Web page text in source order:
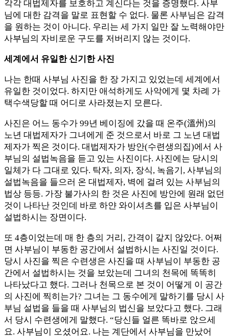
각각 대법제자를 보호하고 계신다는 것을 증명했다. 사부
님에 대한 감격을 말로 표현할 수 없다. 물론 사부님은 감격
을 원하는 것이 아니다. 우리는 세 가지 일만 잘 노력해야만
사부님의 자비로운 구도를 저버리지 않는 것이다.
세계에서 유일한 신기한 사진
나는 한때 사부님 사진을 한 장 가지고 있었는데 세계에서
유일한 것이었다. 하지만 애석하게도 사악에게 몇 차례 가
택수색당할 때 어디로 사라졌는지 모른다.
사진은 어느 동수가 99년 베이징에 갔을 때 온주(溫州)의
노년 대법제자가 그녀에게 준 것으로서 바로 그 노년 대법
제자가 찍은 것이다. 대법제자가 방안(수련생의집)에서 사
부님의 설법녹음을 듣고 있는 사진이다. 사진에는 당시의
일체가 다 그대로 있다. 탁자, 의자, 장식, 녹음기, 사부님의
설법녹음을 들으러 온 대법제자, 벽에 걸려 있는 사부님의
법상 등등. 가장 불가사의 한 것은 사진에 방안에 원래 없던
것이 나타난 것인데 바로 하얀 와이셔츠를 입은 사부님이
설법하시는 장면이다.
또 4층이었는데 매 한 층의 거리, 간격이 같지 않았다. 어쩌
면 사부님이 부동한 공간에서 설법하시는 사진일 것이다.
당시 사진을 찍은 수련생은 사진을 때 사부님이 부동한 공
간에서 설법하시는 것을 보았는데 그녀의 천목에 똑똑히
나타났다고 했다. 그러나 천목으로 본 것이 어떻게 이 공간
의 사진에 찍히는가? 그녀는 그 동수에게 말하기를 당시 사
부님 설법을 들을 때 사부님의 법신을 보았다고 했다. 그래
서 당시 수련생에게 말했다. “당신들 얼른 똑바로 앉으세
요. 사부님이 오셨어요. 나는 계단에서 사부님을 만났어